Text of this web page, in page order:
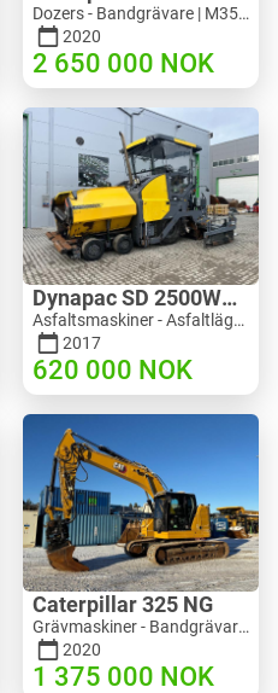
Dozers - Bandgrävare | M354-6704 | 35056
2020
2 650 000 NOK
Dynapac SD 2500WS Asfaltutlegger
Asfaltsmaskiner - Asfaltläggare | M094-8272 | RGTR26011
2017
620 000 NOK
Caterpillar 325 NG
Grävmaskiner - Bandgrävare | M811-5335 | RGTR25093
2020
1 375 000 NOK